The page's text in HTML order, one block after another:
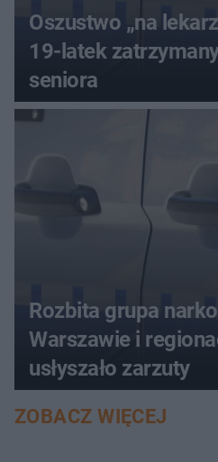
Oszustwo „na
19-latek
seniora
Rozbita grupa
Warszawie i
usłyszało zarzuty
ZOBACZ WIĘCEJ